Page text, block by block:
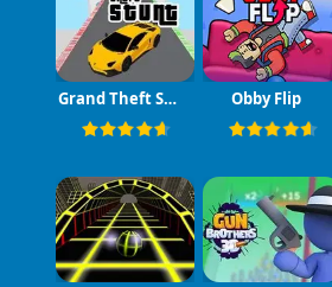
Grand Theft Stunt Obby Flip